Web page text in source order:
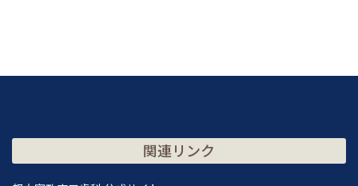
関連リンク